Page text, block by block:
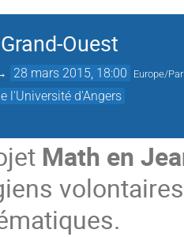
Ouest
28 mars 2015, 18:00 Europe/
l'Université d'Angers
Math en